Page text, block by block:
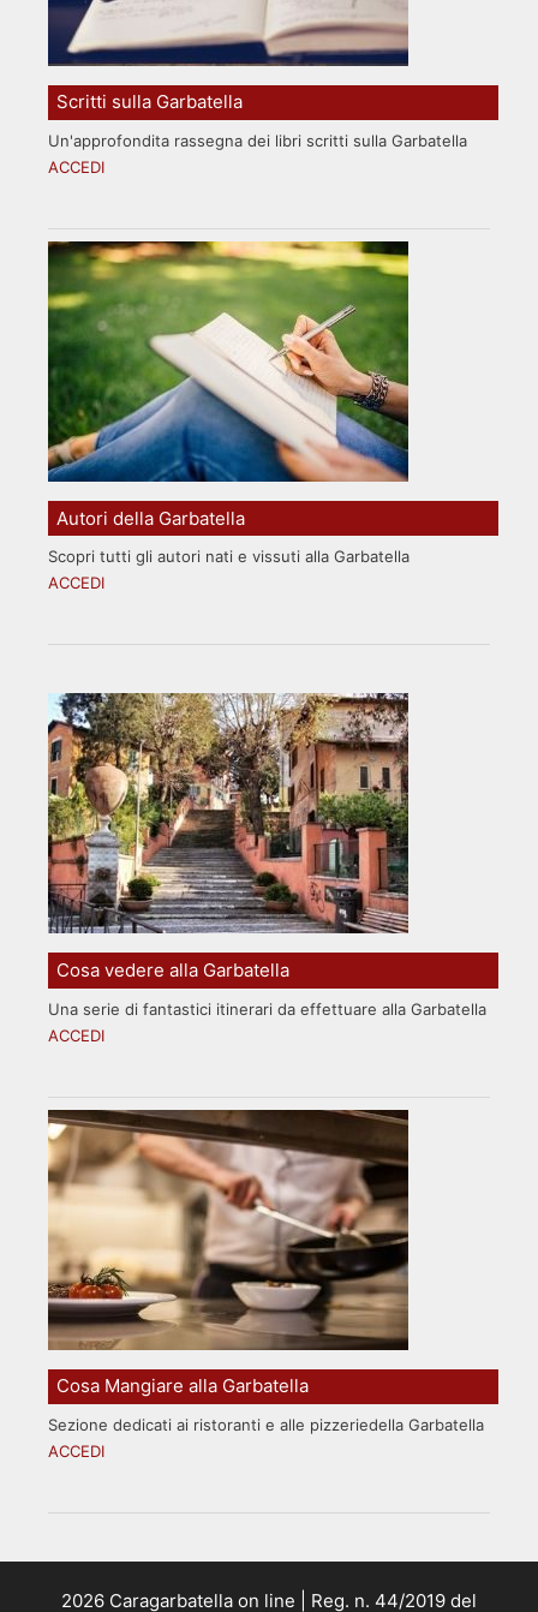
Scritti sulla Garbatella
Un'approfondita rassegna dei libri scritti sulla Garbatella
ACCEDI
Autori della Garbatella
Scopri tutti gli autori nati e vissuti alla Garbatella
ACCEDI
Cosa vedere alla Garbatella
Una serie di fantastici itinerari da effettuare alla Garbatella
ACCEDI
Cosa Mangiare alla Garbatella
Sezione dedicati ai ristoranti e alle pizzeriedella Garbatella
ACCEDI
2026 Caragarbatella on line | Reg. n. 44/2019 del